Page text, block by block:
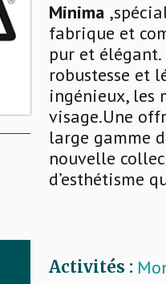
Minima
fabrique et
pur et
robustesse et
ingénieux, les
visage.Une
large gamme
nouvelle
d’esthétisme
Activités :